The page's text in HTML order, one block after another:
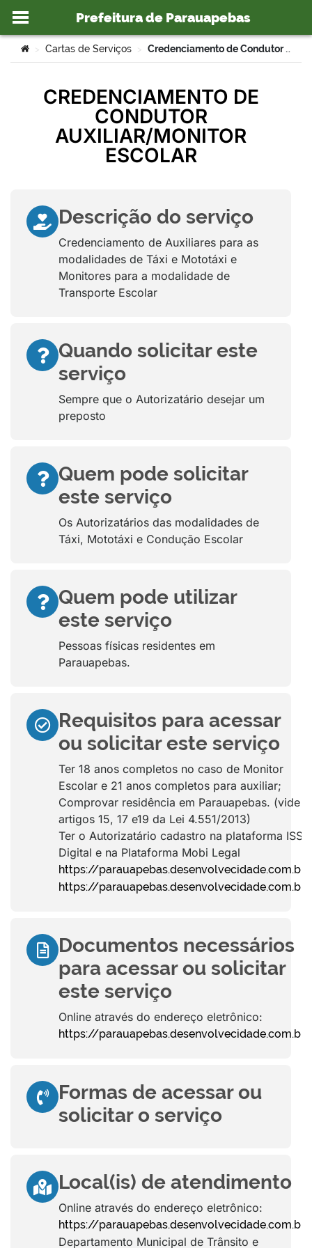
Ir para o conteúdo
Prefeitura de Parauapebas
Você está aqui:
> Cartas de Serviços > Credenciamento de Condutor Auxiliar/Monitor Escolar – DMTT
CREDENCIAMENTO DE
CONDUTOR
AUXILIAR/MONITOR
ESCOLAR
Descrição do serviço
Credenciamento de Auxiliares para as
modalidades de Táxi e Mototáxi e
Monitores para a modalidade de
Transporte Escolar
Quando solicitar este
serviço
Sempre que o Autorizatário desejar um
preposto
Quem pode solicitar
este serviço
Os Autorizatários das modalidades de
Táxi, Mototáxi e Condução Escolar
Quem pode utilizar
este serviço
Pessoas físicas residentes em
Parauapebas.
Requisitos para acessar
ou solicitar este serviço
Ter 18 anos completos no caso de Monitor
Escolar e 21 anos completos para auxiliar;
Comprovar residência em Parauapebas. (vide
artigos 15, 17 e19 da Lei 4.551/2013)
Ter o Autorizatário cadastro na plataforma ISS
Digital e na Plataforma Mobi Legal
https://
https://
Documentos necessários
para acessar ou solicitar
este serviço
Online através do endereço eletrônico:
https://
Formas de acessar ou
solicitar o serviço
Local(is) de atendimento
Online através do endereço eletrônico:
https://
Departamento Municipal de Trânsito e